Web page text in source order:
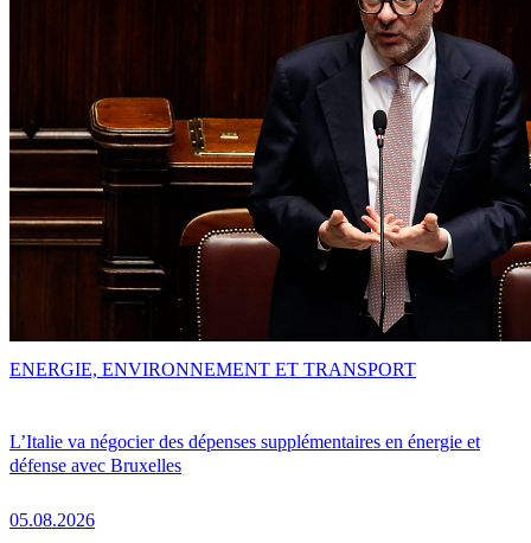
L’Italie va négocier des dépenses supplémentaires en énergie et
défense avec Bruxelles
05.08.2026
ENERGIE, ENVIRONNEMENT ET TRANSPORT